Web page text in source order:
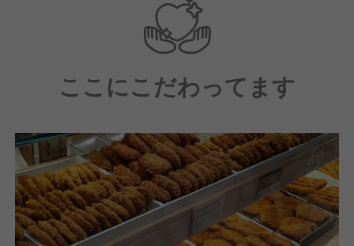
職場はコミュニケーションを大切にする温かい雰囲気
で、スタッフ同士がしっかりと連携を取りながら協力
して働いています。
そして、私たちは「心と味でおもてなし」を経営理念
と、味への徹底的なこだわりを大切にしています。
マニュアルに頼るのではなく、従業員一人ひとりがお
客様の目線に立って考え、行動することを重視した職
場環境です。
ここにこだわってます